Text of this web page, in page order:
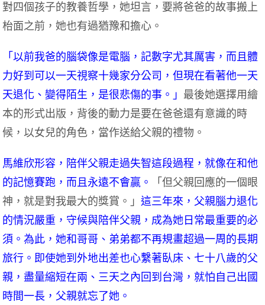
對四個孩子的教養哲學，她坦言，要將爸爸的故事搬上
枱面之前，她也有過猶豫和擔心。
「以前我爸的腦袋像是電腦，記數字尤其厲害，而且體
力好到可以一天視察十幾家分公司，但現在看著他一天
天退化、變得陌生，是很悲傷的事。」 最後她選擇用繪
本的形式出版，背後的動力是要在爸爸還有意識的時
候，以女兒的角色，當作送給父親的禮物。
馬維欣形容，陪伴父親走過失智這段過程，就像在和他
的記憶賽跑，而且永遠不會贏。
「但父親回應的一個眼
神，就是對我最大的獎賞。」這三年來，父親腦力退化
的情況嚴重，守候與陪伴父親，成為她日常最重要的必
須。為此，她和哥哥、弟弟都不再規畫超過一周的長期
旅行。即使她到外地出差也心繫著臥床、七十八歲的父
親，盡量縮短在兩、三天之內回到台灣，就怕自己出國
時間一長，父親就忘了她。